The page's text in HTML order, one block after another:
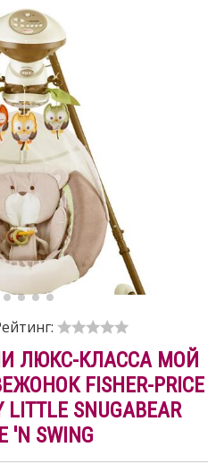
ЛЮКС-КЛАССА МОЙ
FISHER-PRICE
LITTLE SNUGABEAR
'N SWING